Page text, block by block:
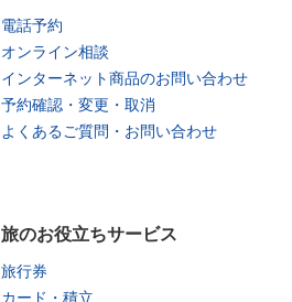
電話予約
オンライン相談
インターネット商品のお問い合わせ
予約確認・変更・取消
よくあるご質問・お問い合わせ
旅のお役立ちサービス
旅行券
カード・積立